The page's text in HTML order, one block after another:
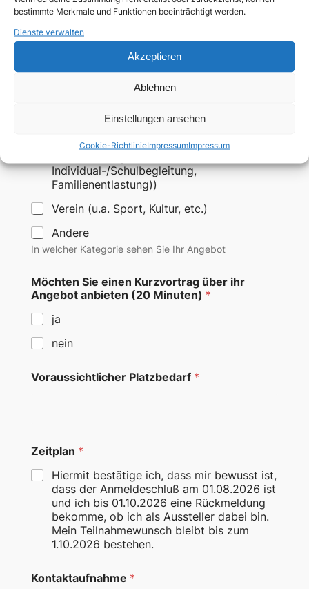
bestimmte Merkmale und Funktionen beeinträchtigt werden.
Dienste verwalten
Akzeptieren
Ablehnen
Einstellungen ansehen
Cookie-RichtlinieImpressumImpressum
Hilfsmittelanbieter
Selbsthilfe-/Angehörigengruppe
Therapeut/Arzt
Unterstützungsanbieter (Haushaltsnahe
Individual-/Schulbegleitung,
Familienentlastung))
Verein (u.a. Sport, Kultur, etc.)
Andere
In welcher Kategorie sehen Sie Ihr Angebot
Möchten Sie einen Kurzvortrag über ihr
Angebot anbieten (20 Minuten) *
ja
nein
Voraussichtlicher Platzbedarf *
Zeitplan *
Hiermit bestätige ich, dass mir bewusst ist,
dass der Anmeldeschluß am 01.08.2026 ist
und ich bis 01.10.2026 eine Rückmeldung
bekomme, ob ich als Aussteller dabei bin.
Mein Teilnahmewunsch bleibt bis zum
1.10.2026 bestehen.
Kontaktaufnahme *